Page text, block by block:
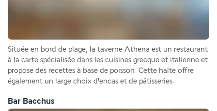
Située en bord de plage, la taverne Athena est un restaurant
à la carte spécialisée dans les cuisines grecque et italienne et
propose des recettes à base de poisson. Cette halte offre
également un large choix d'encas et de pâtisseries.
Bar Bacchus